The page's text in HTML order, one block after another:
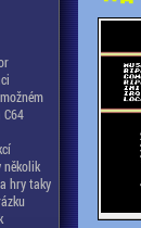
C64
několik
hry taky